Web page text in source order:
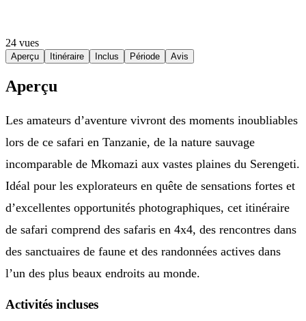
24 vues
Aperçu Itinéraire Inclus Période Avis
Aperçu
Les amateurs d’aventure vivront des moments inoubliables
lors de ce safari en Tanzanie, de la nature sauvage
incomparable de Mkomazi aux vastes plaines du Serengeti.
Idéal pour les explorateurs en quête de sensations fortes et
d’excellentes opportunités photographiques, cet itinéraire
de safari comprend des safaris en 4x4, des rencontres dans
des sanctuaires de faune et des randonnées actives dans
l’un des plus beaux endroits au monde.
Activités incluses